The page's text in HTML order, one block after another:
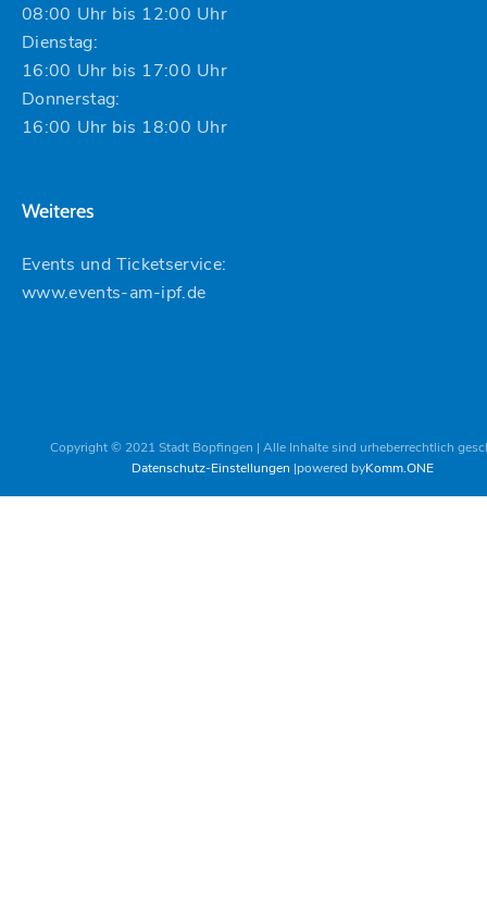
08:00 Uhr bis 12:00 Uhr
Dienstag:
16:00 Uhr bis 17:00 Uhr
Donnerstag:
16:00 Uhr bis 18:00 Uhr
Weiteres
Events und Ticketservice:
www.events-am-ipf.de
Copyright © 2021 Stadt Bopfingen | Alle Inhalte sind urheberrechtlich
Datenschutz-Einstellungen powered byKomm.ONE